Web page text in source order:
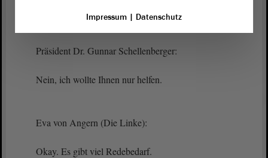
Präsident Dr. Gunnar Schellenberger:
Nein, ich wollte Ihnen nur helfen.
Eva von Angern (Die Linke):
Okay. Es gibt viel Redebedarf.
Impressum| Datenschutz